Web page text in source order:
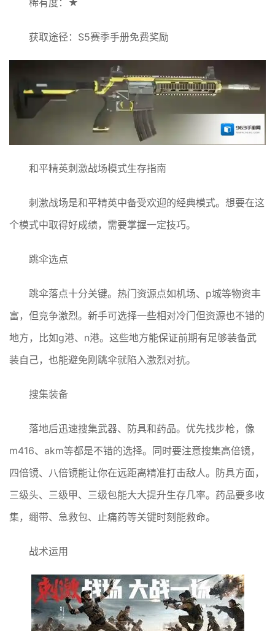
获取途径：S5赛季手册免费奖励
和平精英刺激战场模式生存指南
刺激战场是和平精英中备受欢迎的经典模式。想要在这
个模式中取得好成绩，需要掌握一定技巧。
跳伞选点
跳伞落点十分关键。热门资源点如机场、p城等物资丰
富，但竞争激烈。新手可选择一些相对冷门但资源也不错的
地方，比如g港、n港。这些地方能保证前期有足够装备武
装自己，也能避免刚跳伞就陷入激烈对抗。
搜集装备
落地后迅速搜集武器、防具和药品。优先找步枪，像
m416、akm等都是不错的选择。同时要注意搜集高倍镜，
四倍镜、八倍镜能让你在远距离精准打击敌人。防具方面，
三级头、三级甲、三级包能大大提升生存几率。药品要多收
集，绷带、急救包、止痛药等关键时刻能救命。
战术运用